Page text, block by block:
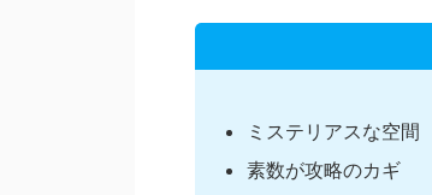
ミステリアスな空間
素数が攻略のカギ